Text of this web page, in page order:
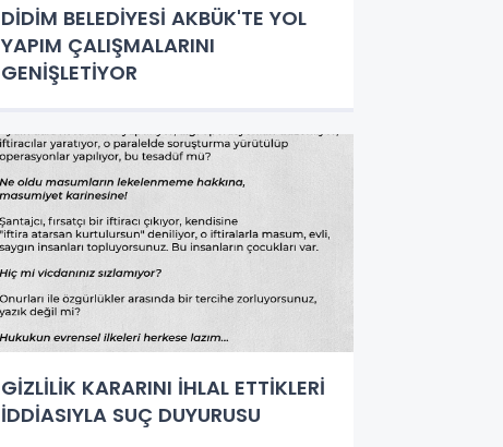
DİDİM BELEDİYESİ AKBÜK'TE YOL
YAPIM ÇALIŞMALARINI
GENİŞLETİYOR
GİZLİLİK KARARINI İHLAL ETTİKLERİ
İDDİASIYLA SUÇ DUYURUSU